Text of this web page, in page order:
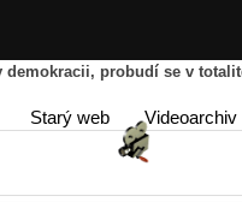
HOME
demokracii, probudí se v
Starý web Videoarchiv